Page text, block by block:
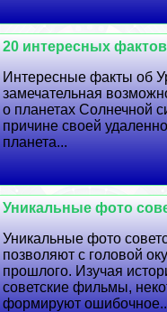
20 интересных
Интересные факты об
замечательная
о планетах Солнечной
причине своей
планета...
Уникальные фото
Уникальные фото
позволяют с головой
прошлого. Изучая
советские фильмы,
формируют